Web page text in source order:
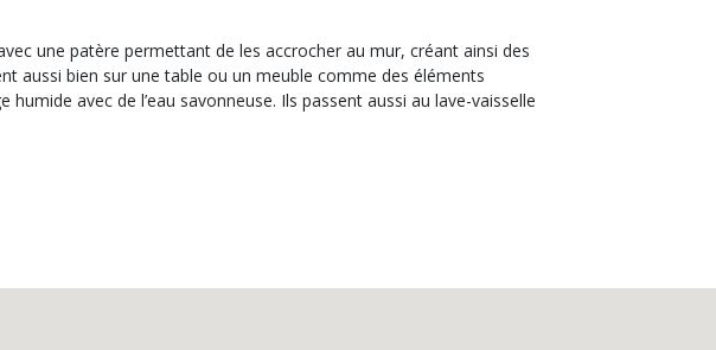
une patère permettant de les accrocher au mur, créant ainsi des
aussi bien sur une table ou un meuble comme des éléments
avec de l’eau savonneuse. Ils passent aussi au lave-vaisselle